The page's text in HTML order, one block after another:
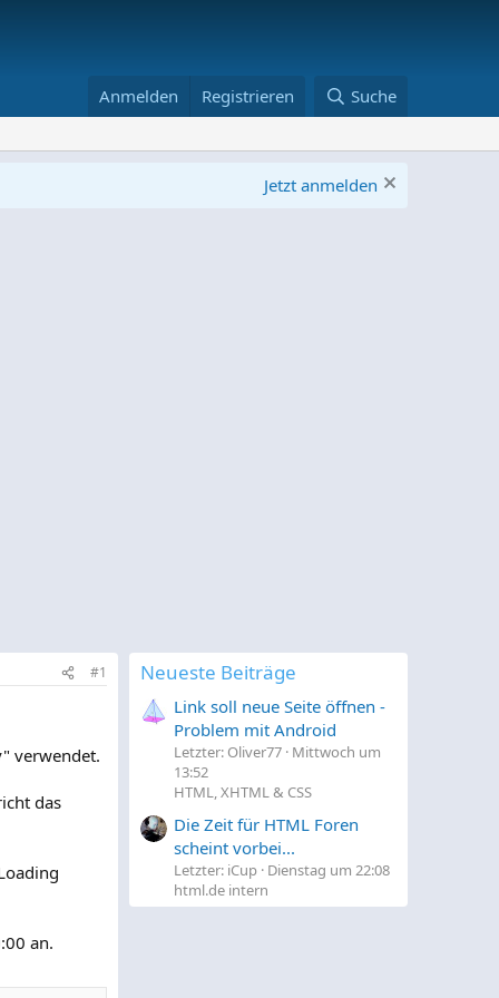
Anmelden Registrieren Suche
Jetzt anmelden
#1
verwendet.
das
an.
Neueste Beiträge
Link soll neue Seite öffnen -
Problem mit Android
Letzter: Oliver77 Mittwoch um
13:52
HTML, XHTML & CSS
Die Zeit für HTML Foren
scheint vorbei...
Letzter: iCup Dienstag um 22:08
html.de intern